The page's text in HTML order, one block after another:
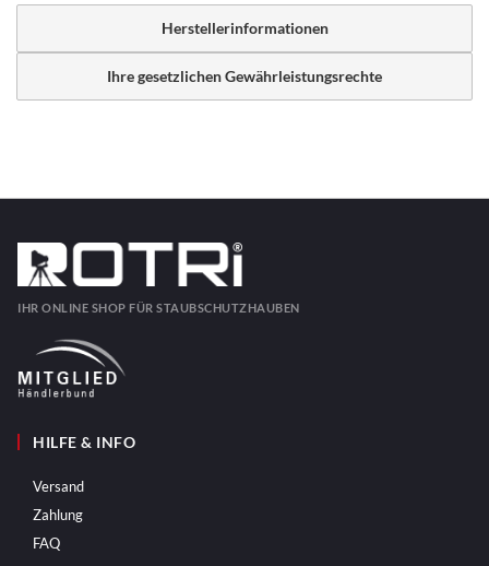
Herstellerinformationen
Ihre gesetzlichen Gewährleistungsrechte
IHR ONLINE SHOP FÜR STAUBSCHUTZHAUBEN
HILFE & INFO
Versand
Zahlung
FAQ